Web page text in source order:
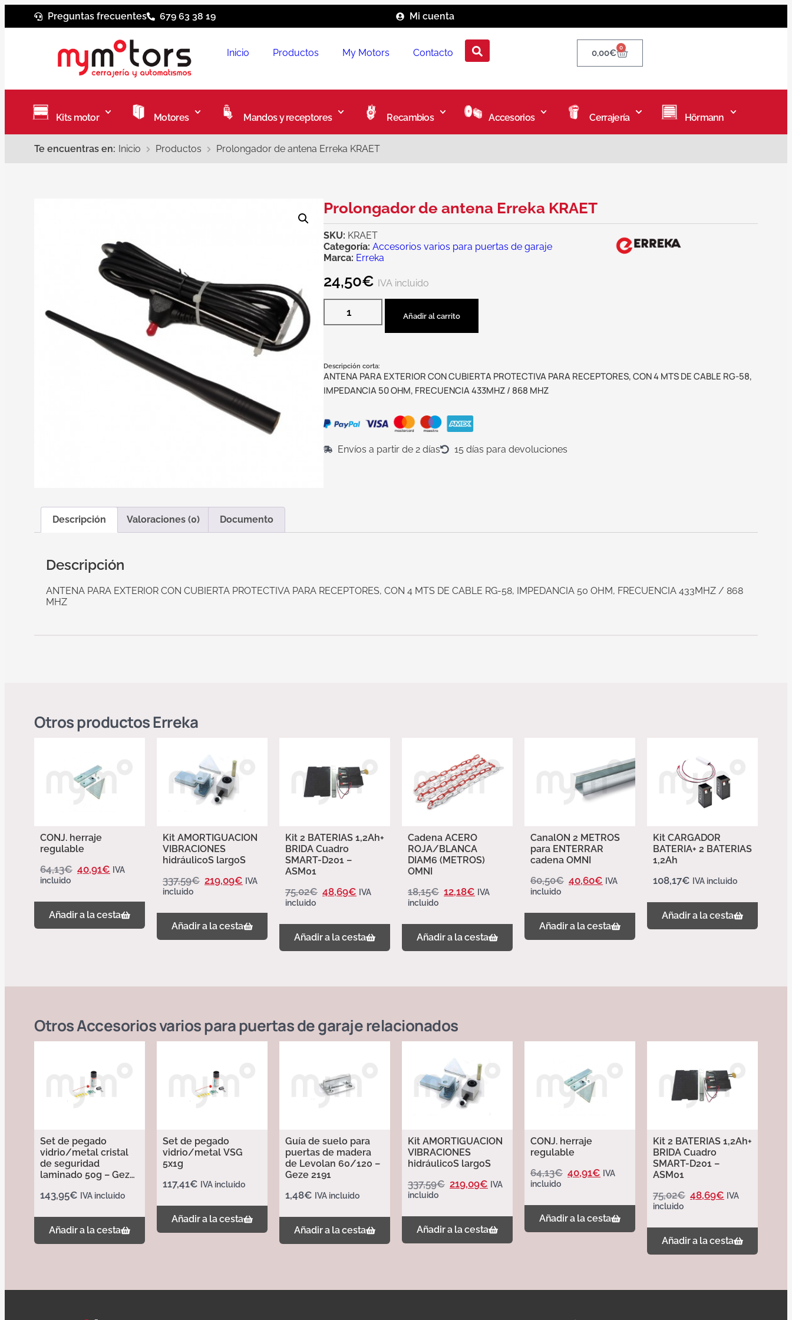
Preguntas frecuentes 679 63 38 19 Mi cuenta
Inicio Productos My Motors Contacto 0,00€ 0
Kits motor Motores Mandos y receptores Recambios Accesorios Cerrajería Hörmann
Te encuentras en: Inicio Productos Prolongador de antena Erreka KRAET
Prolongador de antena Erreka KRAET
SKU: KRAET
Categoría:Accesorios varios para puertas de garaje
Marca: Erreka
24,50€ IVA incluido
Añadir al carrito
Descripción corta:
ANTENA PARA EXTERIOR CON CUBIERTA PROTECTIVA PARA RECEPTORES, CON 4 MTS DE CABLE RG-58,
IMPEDANCIA 50 OHM, FRECUENCIA 433MHZ / 868 MHZ
Envíos a partir de 2 días 15 días para devoluciones
Descripción Valoraciones (0) Documento
Descripción
ANTENA PARA EXTERIOR CON CUBIERTA PROTECTIVA PARA RECEPTORES, CON 4 MTS DE CABLE RG-58, IMPEDANCIA 50 OHM, FRECUENCIA 433MHZ / 868
MHZ
Otros productosErreka
CONJ. herraje
regulable
64,13€ 40,91€ IVA
incluido
Añadir a la cesta
Kit AMORTIGUACION
VIBRACIONES
hidráulicoS largoS
337,59€ 219,09€ IVA
incluido
Añadir a la cesta
Kit 2 BATERIAS 1,2Ah+
BRIDA Cuadro
SMART-D201 –
ASM01
75,02€ 48,69€ IVA
incluido
Añadir a la cesta
Cadena ACERO
ROJA/BLANCA
DIAM6 (METROS)
OMNI
18,15€ 12,18€ IVA
incluido
Añadir a la cesta
CanalON 2 METROS
para ENTERRAR
cadena OMNI
60,50€ 40,60€ IVA
incluido
Añadir a la cesta
Kit CARGADOR
BATERIA+ 2 BATERIAS
1,2Ah
108,17€ IVA incluido
Añadir a la cesta
OtrosAccesorios varios para puertas de garajerelacionados
Set de pegado
vidrio/metal cristal
de seguridad
laminado 50g – Geze
143,95€ IVA incluido
Añadir a la cesta
Set de pegado
vidrio/metal VSG
5x1g
117,41€ IVA incluido
Añadir a la cesta
Guía de suelo para
puertas de madera
de Levolan 60/120 –
Geze 2191
1,48€ IVA incluido
Añadir a la cesta
Kit AMORTIGUACION
VIBRACIONES
hidráulicoS largoS
337,59€ 219,09€ IVA
incluido
Añadir a la cesta
CONJ. herraje
regulable
64,13€ 40,91€ IVA
incluido
Añadir a la cesta
Kit 2 BATERIAS 1,2Ah+
BRIDA Cuadro
SMART-D201 –
ASM01
75,02€ 48,69€ IVA
incluido
Añadir a la cesta